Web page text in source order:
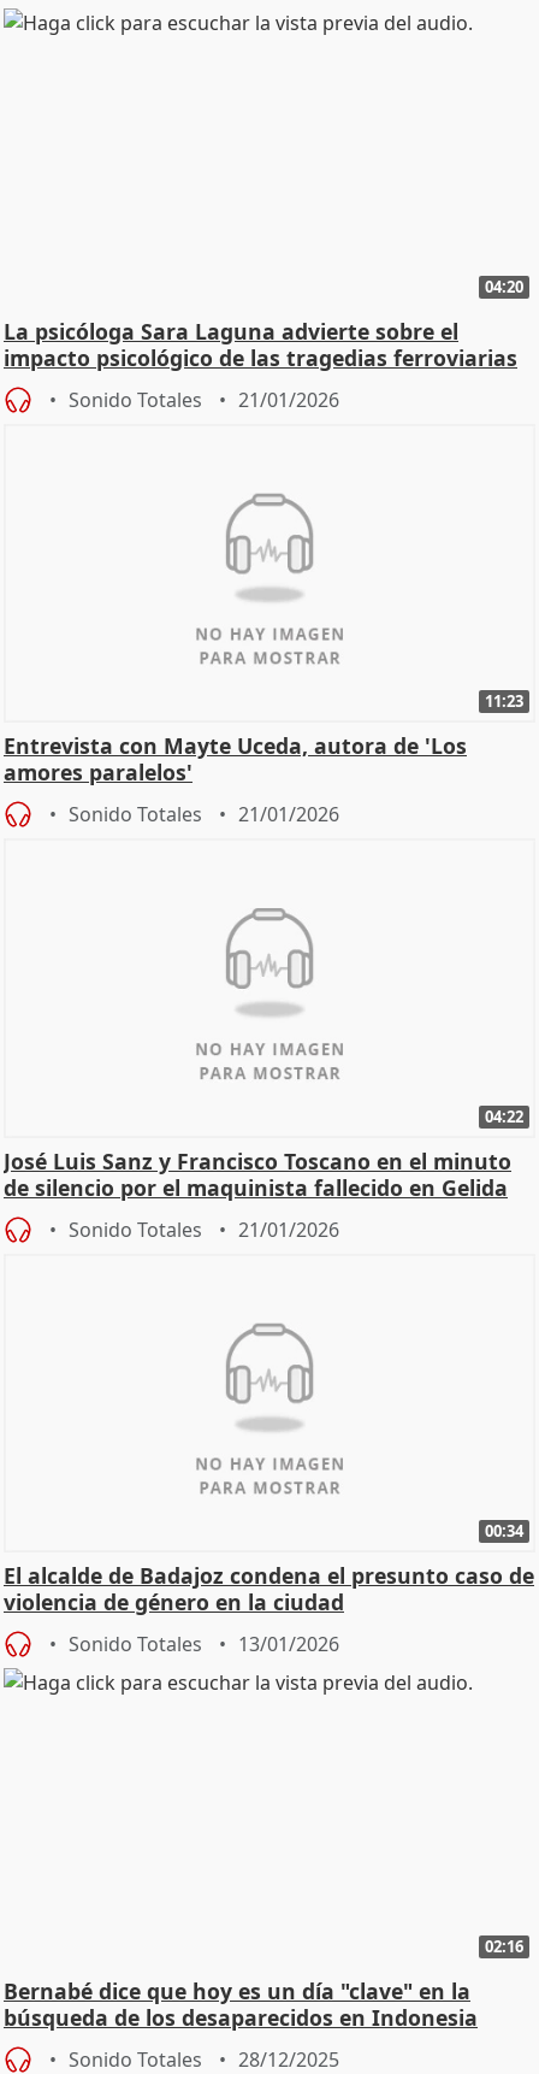
04:20
La psicóloga Sara Laguna advierte sobre el
impacto psicológico de las tragedias ferroviarias
Sonido Totales 21/01/2026
11:23
Entrevista con Mayte Uceda, autora de 'Los
amores paralelos'
Sonido Totales 21/01/2026
04:22
José Luis Sanz y Francisco Toscano en el minuto
de silencio por el maquinista fallecido en Gelida
Sonido Totales 21/01/2026
00:34
El alcalde de Badajoz condena el presunto caso de
violencia de género en la ciudad
Sonido Totales 13/01/2026
02:16
Bernabé dice que hoy es un día "clave" en la
búsqueda de los desaparecidos en Indonesia
Sonido Totales 28/12/2025